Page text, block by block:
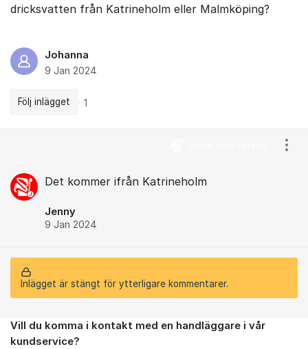
dricksvatten från Katrineholm eller Malmköping?
Johanna
9 Jan 2024
Följ inlägget 1
Det kommer ifrån Katrineholm
Jenny
9 Jan 2024
Inlägget är stängt för ytterligare kommentarer.
Om forumet
Vill du komma i kontakt med en handläggare i vår
kundservice?